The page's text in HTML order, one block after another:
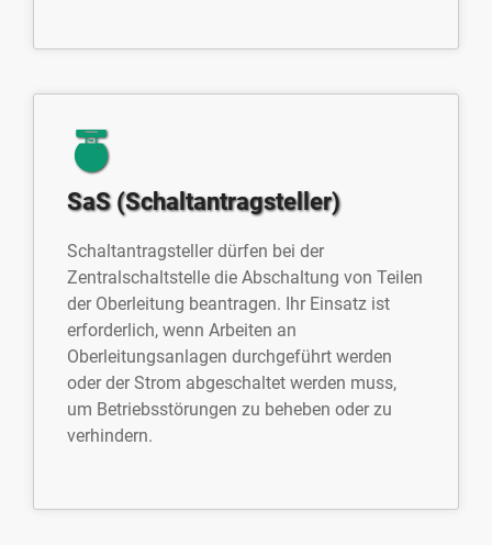
SaS (Schaltantragsteller)
Schaltantragsteller dürfen bei der
Zentralschaltstelle die Abschaltung von Teilen
der Oberleitung beantragen. Ihr Einsatz ist
erforderlich, wenn Arbeiten an
Oberleitungsanlagen durchgeführt werden
oder der Strom abgeschaltet werden muss,
um Betriebsstörungen zu beheben oder zu
verhindern.